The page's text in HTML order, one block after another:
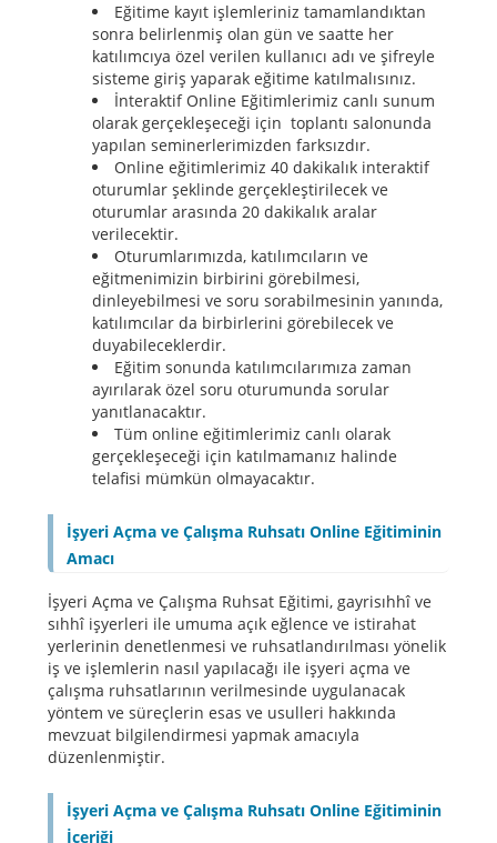
Eğitime kayıt işlemleriniz tamamlandıktan
sonra belirlenmiş olan gün ve saatte her
katılımcıya özel verilen kullanıcı adı ve şifreyle
sisteme giriş yaparak eğitime katılmalısınız.
İnteraktif Online Eğitimlerimiz canlı sunum
olarak gerçekleşeceği için toplantı salonunda
yapılan seminerlerimizden farksızdır.
Online eğitimlerimiz 40 dakikalık interaktif
oturumlar şeklinde gerçekleştirilecek ve
oturumlar arasında 20 dakikalık aralar
verilecektir.
Oturumlarımızda, katılımcıların ve
eğitmenimizin birbirini görebilmesi,
dinleyebilmesi ve soru sorabilmesinin yanında,
katılımcılar da birbirlerini görebilecek ve
duyabileceklerdir.
Eğitim sonunda katılımcılarımıza zaman
ayırılarak özel soru oturumunda sorular
yanıtlanacaktır.
Tüm online eğitimlerimiz canlı olarak
gerçekleşeceği için katılmamanız halinde
telafisi mümkün olmayacaktır.
İşyeri Açma ve Çalışma Ruhsatı Online Eğitiminin
Amacı
İşyeri Açma ve Çalışma Ruhsat Eğitimi, gayrisıhhî ve
sıhhî işyerleri ile umuma açık eğlence ve istirahat
yerlerinin denetlenmesi ve ruhsatlandırılması yönelik
iş ve işlemlerin nasıl yapılacağı ile işyeri açma ve
çalışma ruhsatlarının verilmesinde uygulanacak
yöntem ve süreçlerin esas ve usulleri hakkında
mevzuat bilgilendirmesi yapmak amacıyla
düzenlenmiştir.
İşyeri Açma ve Çalışma Ruhsatı Online Eğitiminin
İçeriği